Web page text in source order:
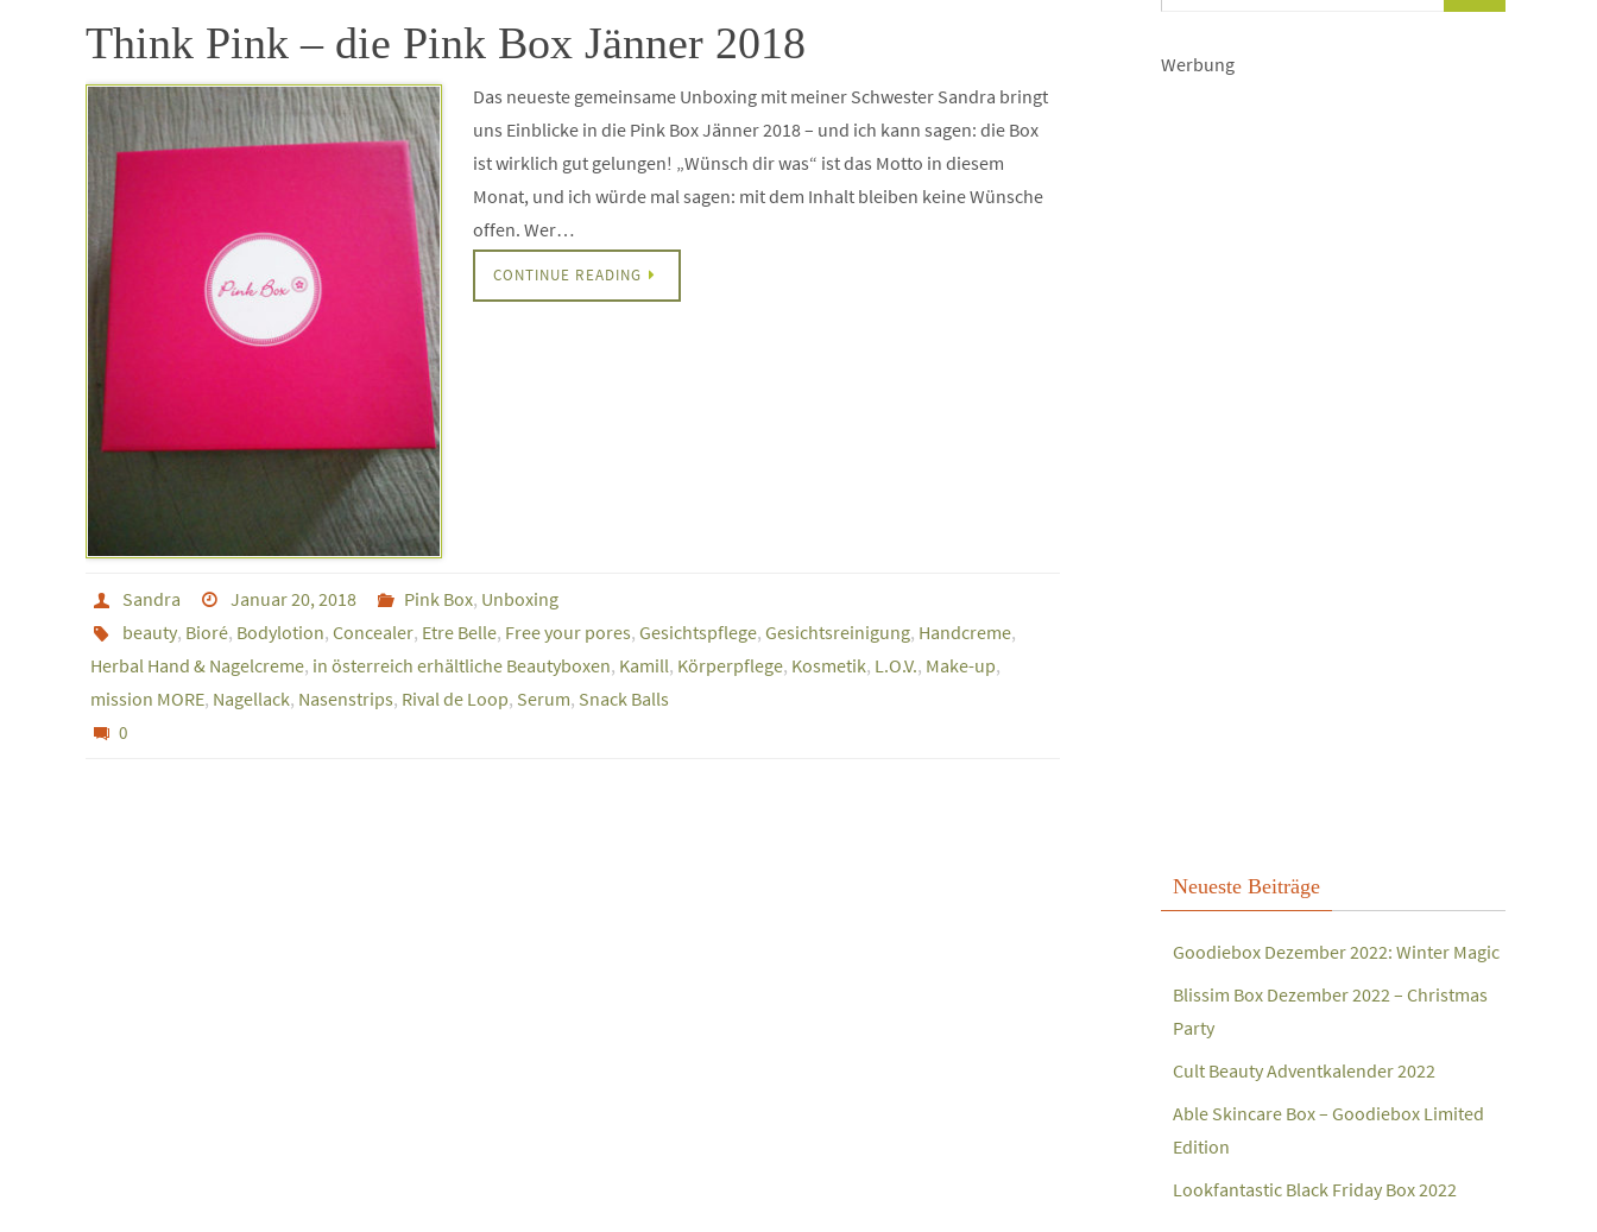
Think Pink – die Pink Box Jänner 2018
Das neueste gemeinsame Unboxing mit meiner Schwester Sandra bringt
uns Einblicke in die Pink Box Jänner 2018 – und ich kann sagen: die Box
ist wirklich gut gelungen! „Wünsch dir was“ ist das Motto in diesem
Monat, und ich würde mal sagen: mit dem Inhalt bleiben keine Wünsche
offen. Wer…
CONTINUE READING
Sandra Januar 20, 2018 Pink Box, Unboxing
beauty, Bioré, Bodylotion, Concealer, Etre Belle, Free your pores, Gesichtspflege, Gesichtsreinigung, Handcreme,
Herbal Hand & Nagelcreme, in österreich erhältliche Beautyboxen, Kamill, Körperpflege, Kosmetik, L.O.V., Make-up,
mission MORE, Nagellack, Nasenstrips, Rival de Loop, Serum, Snack Balls
0
Werbung
Neueste Beiträge
Goodiebox Dezember 2022: Winter Magic
Blissim Box Dezember 2022 – Christmas
Party
Cult Beauty Adventkalender 2022
Able Skincare Box – Goodiebox Limited
Edition
Lookfantastic Black Friday Box 2022